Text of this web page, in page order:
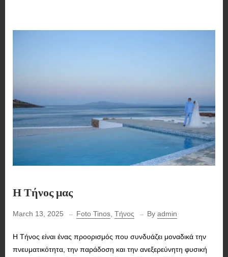
Η Τήνος μας
March 13, 2025 Foto Tinos, Τήνος By admin
Η Τήνος είναι ένας προορισμός που συνδυάζει μοναδικά την
πνευματικότητα, την παράδοση και την ανεξερεύνητη φυσική